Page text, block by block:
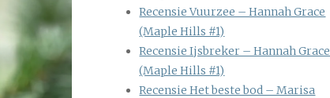
Recensie Vuurzee – Hannah Grace
(Maple Hills #1)
Recensie Ijsbreker – Hannah Grace
(Maple Hills #1)
Recensie Het beste bod – Marisa